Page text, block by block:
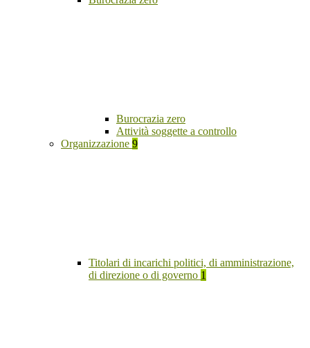
Burocrazia zero
Attività soggette a controllo
Organizzazione 9
Titolari di incarichi politici, di amministrazione,
di direzione o di governo 1